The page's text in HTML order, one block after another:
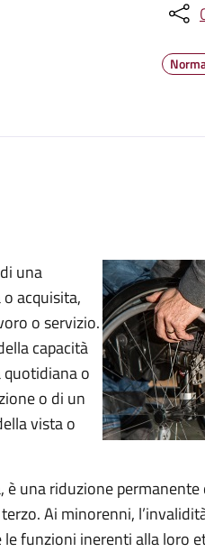
una
acquisita,
o servizio.
capacità
o
o di un
vista o
è una riduzione
Ai minorenni,
funzioni inerenti alla loro